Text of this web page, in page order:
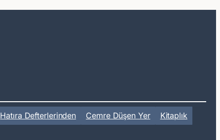
Hatıra Defterlerinden Cemre Düşen Yer
Kitaplık